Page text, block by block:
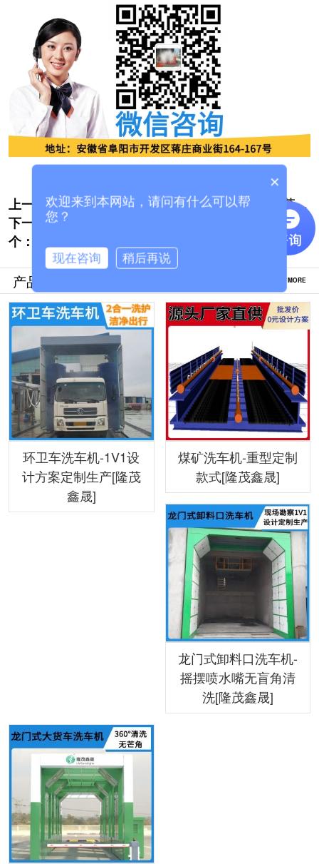
上一个: 阿勒泰搅拌站车辆洗车机厂家哪里有[隆茂鑫
晟]
下一
个：
混凝土车洗车机-按需定制环评验收更轻松
产品推荐 MORE
环卫车洗车机-1V1设
计方案定制生产[隆茂
鑫晟]
煤矿洗车机-重型定制
款式[隆茂鑫晟]
龙门式卸料口洗车机-
摇摆喷水嘴无盲角清
洗[隆茂鑫晟]
×
欢迎来到本网站，请问有什么可以帮
您？
现在咨询 稍后再说